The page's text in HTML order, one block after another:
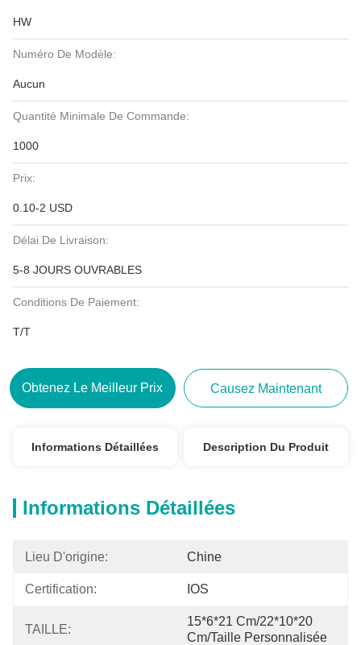
HW
Numéro De Modèle:
Aucun
Quantité Minimale De Commande:
1000
Prix:
0.10-2 USD
Délai De Livraison:
5-8 JOURS OUVRABLES
Conditions De Paiement:
T/T
Obtenez Le Meilleur Prix Causez Maintenant
Informations Détaillées Description Du Produit
Informations Détaillées
Lieu D'origine: Chine
Certification: IOS
TAILLE:
15*6*21 Cm/22*10*20
Cm/taille Personnalisée